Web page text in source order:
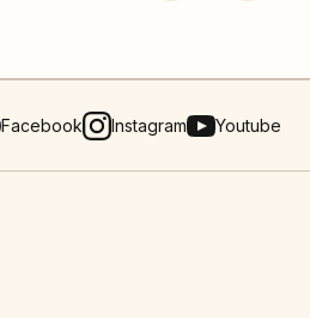
Facebook Instagram Youtube